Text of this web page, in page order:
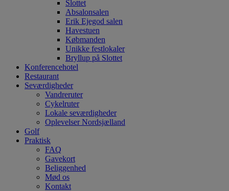
Slottet
Absalonsalen
Erik Ejegod salen
Havestuen
Købmanden
Unikke festlokaler
Bryllup på Slottet
Konferencehotel
Restaurant
Seværdigheder
Vandreruter
Cykelruter
Lokale seværdigheder
Oplevelser Nordsjælland
Golf
Praktisk
FAQ
Gavekort
Beliggenhed
Mød os
Kontakt